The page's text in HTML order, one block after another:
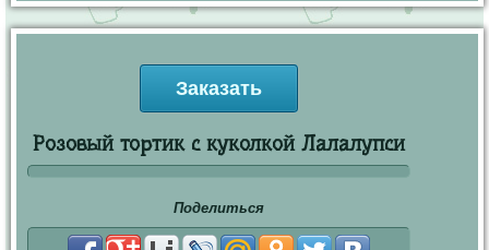
Заказать
Розовый тортик с куколкой Лалалупси
Поделиться